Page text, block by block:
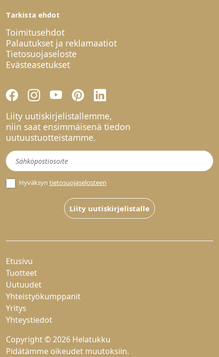
Tarkista ehdot
Toimitusehdot
Palautukset ja reklamaatiot
Tietosuojaseloste
Evästeasetukset
Liity uutiskirjelistallemme,
niin saat ensimmäisenä tiedon
uutuustuotteistamme.
Uutiskirje
Hyväksyn tietosuojaselosteen
Liity uutiskirjelistalle
Etusivu
Tuotteet
Uutuudet
Yhteistyökumppanit
Yritys
Yhteystiedot
Copyright © 2026 Helatukku
Pidätämme oikeudet muutoksiin.